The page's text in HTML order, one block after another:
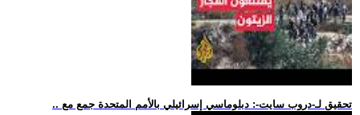
.. تحقيق لـ-دروب سايت-: دبلوماسي إسرائيلي بالأمم المتحدة جمع مع